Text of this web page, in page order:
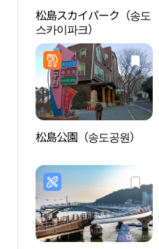
松島スカイパーク（송도
스카이파크）
松島公園（송도공원）